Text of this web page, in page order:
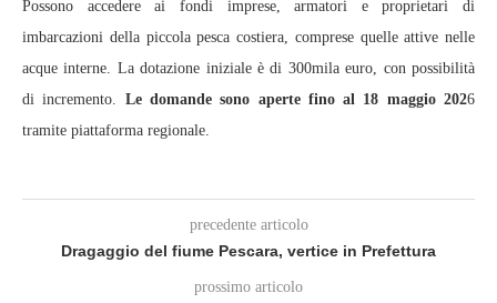
Possono accedere ai fondi imprese, armatori e proprietari di
imbarcazioni della piccola pesca costiera, comprese quelle attive nelle
acque interne. La dotazione iniziale è di 300mila euro, con possibilità
di incremento. Le domande sono aperte fino al 18 maggio 2026
tramite piattaforma regionale.
precedente articolo
Dragaggio del fiume Pescara, vertice in Prefettura
prossimo articolo